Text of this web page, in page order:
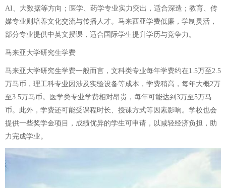
AI、大数据等方向；医学、药学专业实力突出，适合深造；教育、传
媒专业则培养文化交流与传播人才。马来西亚学费低廉，学制灵活，
部分专业提供中英文授课，适合国际学生提升学历与竞争力。
马来亚大学研究生学费
马来亚大学研究生学费一般而言，文科类专业每年学费约在1.5万至2.5
万马币，理工科专业因涉及实验设备等成本，学费稍高，每年大概2万
至3.5万马币。医学类专业学费相对昂贵，每年可能达到3万至5万马
币。此外，学费还可能受课程时长、授课方式等因素影响。学校也会
提供一些奖学金项目，成绩优异的学生可申请，以减轻经济负担，助
力完成学业。